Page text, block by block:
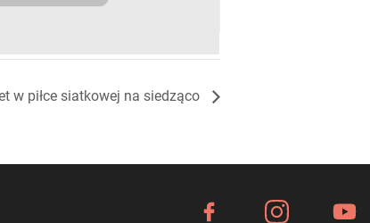
w piłce siatkowej na siedząco